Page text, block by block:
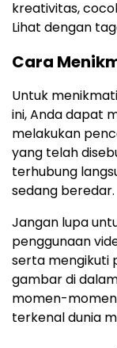
kreativitas,
Lihat dengan
Cara
Untuk
ini, Anda dapat
melakukan
yang telah
terhubung
sedang beredar.
Jangan lupa
penggunaan
serta mengikuti
gambar di
momen-
terkenal dunia